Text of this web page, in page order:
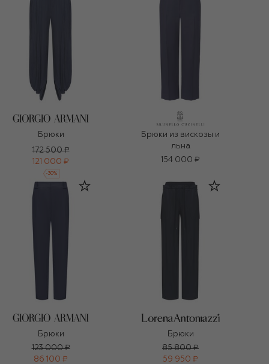
Брюки
172 500 ₽
121 000 ₽
-30%
Брюки из вискозы и
льна
154 000 ₽
Брюки
123 000 ₽
86 100 ₽
Брюки
85 800 ₽
59 950 ₽